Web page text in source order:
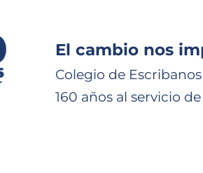
El cambio nos
Colegio de
160 años al servicio